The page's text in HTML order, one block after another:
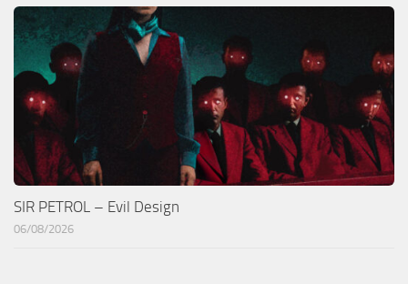
SIR PETROL – Evil Design
06/08/2026